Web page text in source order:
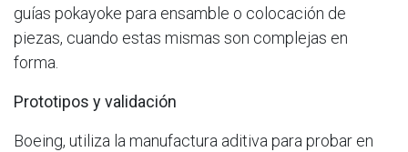
guías pokayoke para ensamble o colocación de
piezas, cuando estas mismas son complejas en
forma.
Prototipos y validación
Boeing, utiliza la manufactura aditiva para probar en